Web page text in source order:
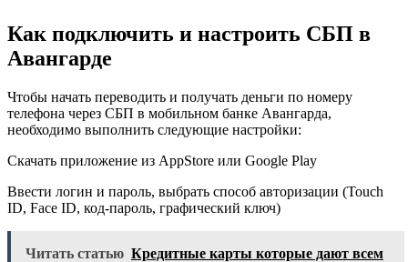
Как подключить и настроить СБП в
Авангарде
Чтобы начать переводить и получать деньги по номеру
телефона через СБП в мобильном банке Авангарда,
необходимо выполнить следующие настройки:
Скачать приложение из AppStore или Google Play
Ввести логин и пароль, выбрать способ авторизации (Touch
ID, Face ID, код-пароль, графический ключ)
Читать статью Кредитные карты которые дают всем